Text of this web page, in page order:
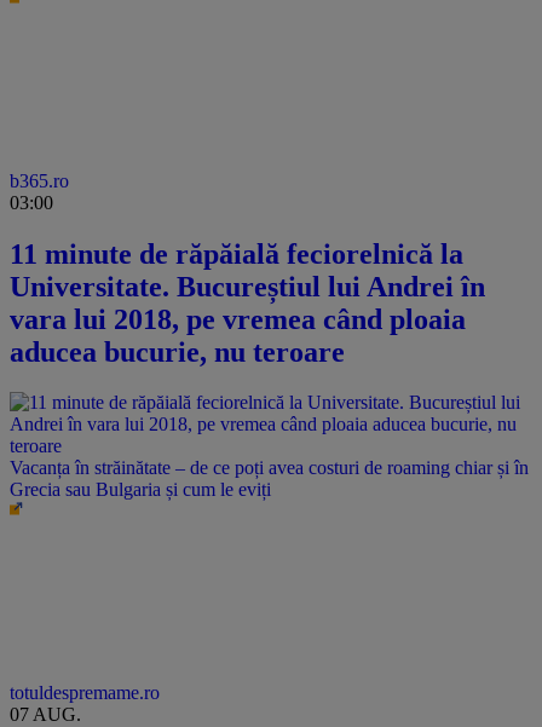
b365.ro
03:00
11 minute de răpăială feciorelnică la
Universitate. Bucureștiul lui Andrei în
vara lui 2018, pe vremea când ploaia
aducea bucurie, nu teroare
Vacanța în străinătate – de ce poți avea costuri de roaming chiar și în
Grecia sau Bulgaria și cum le eviți
totuldespremame.ro
07 AUG.